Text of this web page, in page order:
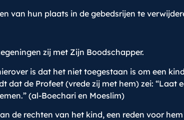
van hun plaats in de gebedsrijen te
zij met Zijn Boodschapper.
is dat het niet toegestaan is om een
dat de Profeet (vrede zij met hem) zei:
(al-Boechari en Moeslim)
de rechten van het kind, een reden voor